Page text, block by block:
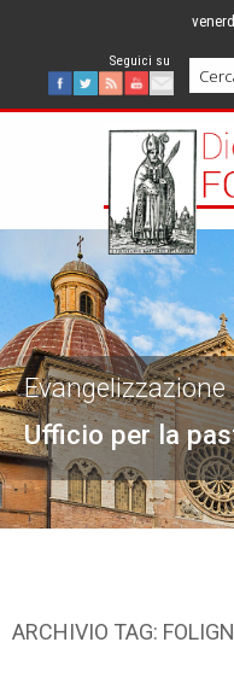
content
Facebook
Twitter
FeedYoutube
Mail
Ufficio per la
Evangelizzazione
ARCHIVIO TAG: